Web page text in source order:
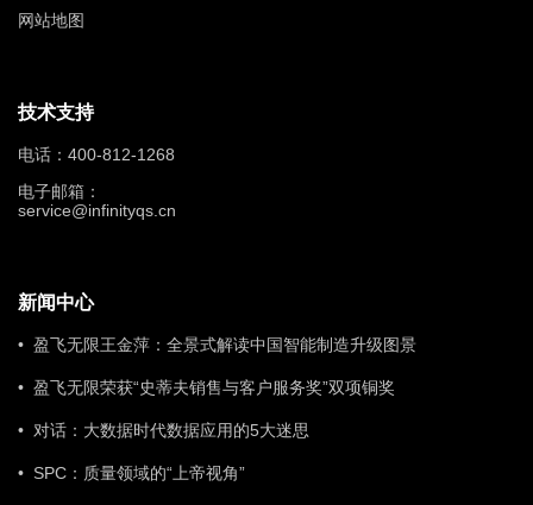
网站地图
技术支持
电话：400-812-1268
电子邮箱：
service@infinityqs.cn
新闻中心
• 盈飞无限王金萍：全景式解读中国智能制造升级图景
• 盈飞无限荣获“史蒂夫销售与客户服务奖”双项铜奖
• 对话：大数据时代数据应用的5大迷思
• SPC：质量领域的“上帝视角”